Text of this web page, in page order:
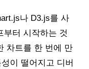
나 D3.js를 사
부터 시작하는 것
차트를 한 번에 만
이 떨어지고 디버